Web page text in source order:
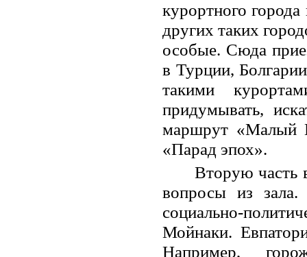
курортного города
других таких
особые. Сюда
в Турции,
такими
придумывать,
маршрут «Малый
«Парад эпох».
Вторую часть
вопросы из
социально-
Мойнаки.
Например,